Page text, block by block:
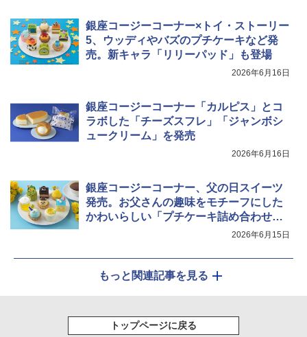
銀座コージーコーナー×トイ・ストーリー
5、ウッディやバズのプチケーキなど発
売。新キャラ「リリーパッド」も登場
2026年6月16日
銀座コージーコーナー「カルピス」とコ
ラボした「チーズスフレ」「ジャンボシ
ュークリーム」を発売
2026年6月16日
銀座コージーコーナー、父の日スイーツ
発売。お父さんの趣味をモチーフにした
かわいらしい「プチケーキ詰め合わせ」
2026年6月15日
もっと関連記事を見る
トップページに戻る